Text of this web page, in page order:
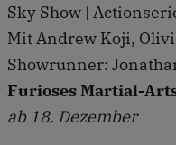
Sky Show |
Mit Andrew Koji,
Showrunner:
Furioses Martial-
ab 18. Dezember